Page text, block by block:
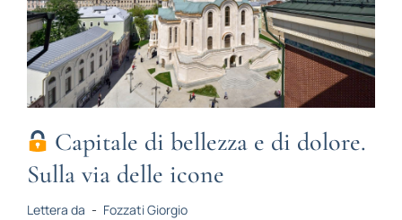
Capitale di bellezza e di dolore.
Sulla via delle icone
Lettera da - Fozzati Giorgio